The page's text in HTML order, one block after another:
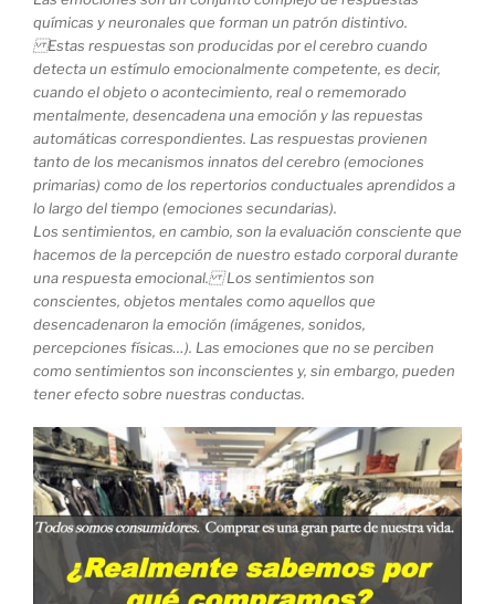
químicas y neuronales que forman un patrón distintivo.
Estas respuestas son producidas por el cerebro cuando
detecta un estímulo emocionalmente competente, es decir,
cuando el objeto o acontecimiento, real o rememorado
mentalmente, desencadena una emoción y las repuestas
automáticas correspondientes. Las respuestas provienen
tanto de los mecanismos innatos del cerebro (emociones
primarias) como de los repertorios conductuales aprendidos a
lo largo del tiempo (emociones secundarias).
Los sentimientos, en cambio, son la evaluación consciente que
hacemos de la percepción de nuestro estado corporal durante
una respuesta emocional. Los sentimientos son
conscientes, objetos mentales como aquellos que
desencadenaron la emoción (imágenes, sonidos,
percepciones físicas…). Las emociones que no se perciben
como sentimientos son inconscientes y, sin embargo, pueden
tener efecto sobre nuestras conductas.